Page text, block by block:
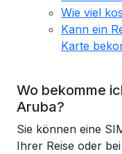
Wie viel
Kann ein
Karte
Wo bekomme
Aruba?
Sie können eine
Ihrer Reise oder